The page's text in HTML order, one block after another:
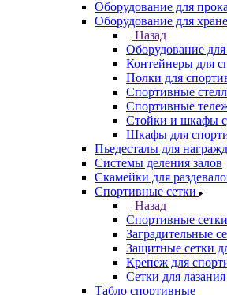
Оборудование для
Оборудование для
Назад
Оборудование
Контейнеры для
Полки для
Спортивные
Спортивные
Стойки и шкафы
Шкафы для
Пьедесталы для
Системы деления залов
Скамейки для
Спортивные сетки
Назад
Спортивные сетки
Заградительные
Защитные сетки
Крепеж для
Сетки для лазания
Табло спортивные